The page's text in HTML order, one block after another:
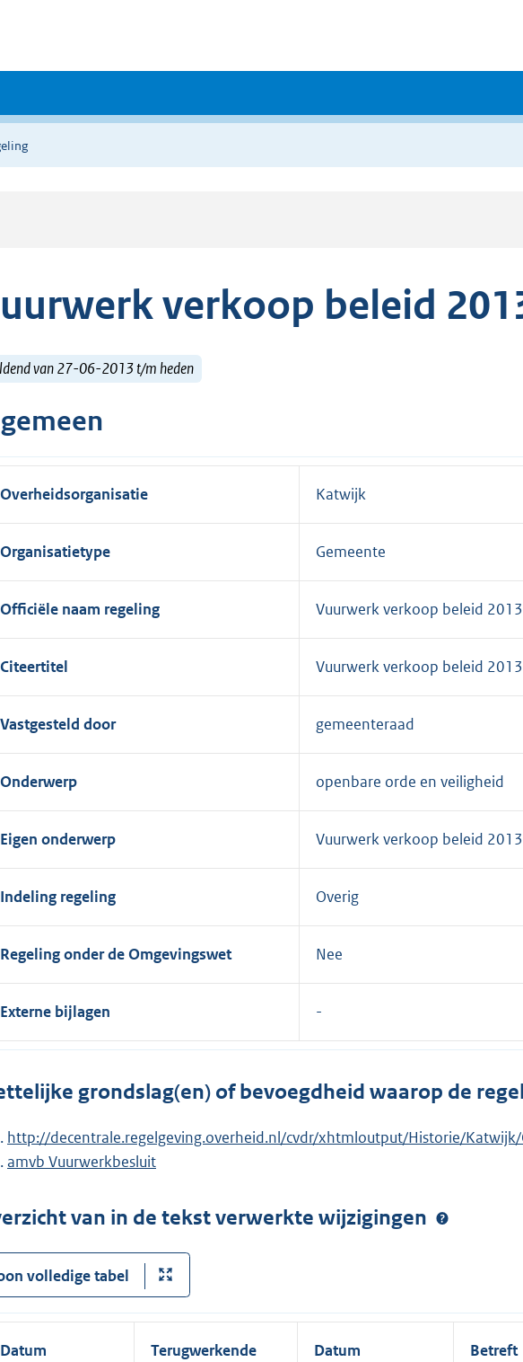
verkoop beleid
van 27-06-2013 t/m heden
Overheidsorganisatie Katwijk
Organisatietype Gemeente
Officiële naam regeling Vuurwerk verkoop beleid 2013
Citeertitel Vuurwerk verkoop beleid 2013
Vastgesteld door gemeenteraad
Onderwerp openbare orde en veiligheid
Eigen onderwerp Vuurwerk verkoop beleid
Indeling regeling Overig
Regeling onder de Omgevingswet Nee
Externe bijlagen
grondslag(en) of bevoegdheid waarop de
http://decentrale.regelgeving.overheid.nl/cvdr/xhtmloutput/Historie/Katwijk/
amvb Vuurwerkbesluit
van in de tekst verwerkte wijzigingen
volledige tabel
Datum
Terugwerkende
Datum
Betreft